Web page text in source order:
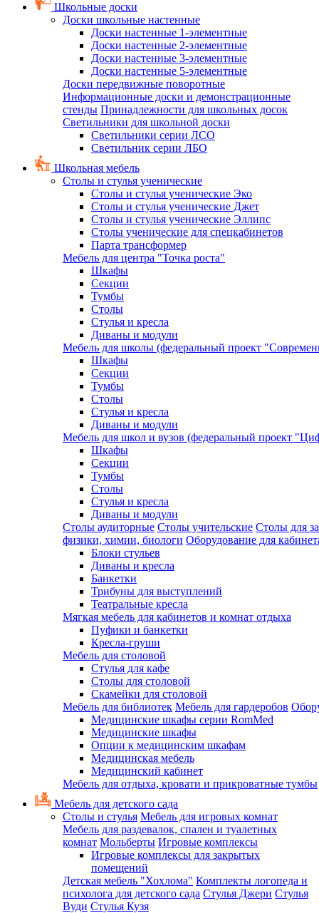
Школьные доски
Доски школьные настенные
Доски настенные 1-элементные
Доски настенные 2-элементные
Доски настенные 3-элементные
Доски настенные 5-элементные
Доски передвижные поворотные
Информационные доски и демонстрационные
стенды Принадлежности для школьных досок
Светильники для школьной доски
Светильники серии ЛСО
Светильник серии ЛБО
Школьная мебель
Столы и стулья ученические
Столы и стулья ученические Эко
Столы и стулья ученические Джет
Столы и стулья ученические Эллипс
Столы ученические для спецкабинетов
Парта трансформер
Мебель для центра "Точка роста"
Шкафы
Секции
Тумбы
Столы
Стулья и кресла
Диваны и модули
Мебель для школы (федеральный проект
Шкафы
Секции
Тумбы
Столы
Стулья и кресла
Диваны и модули
Мебель для школ и вузов (федеральный проект
Шкафы
Секции
Тумбы
Столы
Стулья и кресла
Диваны и модули
Столы аудиторные Столы учительские Столы для
физики, химии, биологи Оборудование для
Блоки стульев
Диваны и кресла
Банкетки
Трибуны для выступлений
Театральные кресла
Мягкая мебель для кабинетов и комнат отдыха
Пуфики и банкетки
Кресла-груши
Мебель для столовой
Cтулья для кафе
Cтолы для столовой
Скамейки для столовой
Мебель для библиотек Мебель для гардеробов
Медицинские шкафы серии RomMed
Медицинские шкафы
Опции к медицинским шкафам
Медицинская мебель
Медицинский кабинет
Мебель для отдыха, кровати и прикроватные тумбы
Мебель для детского сада
Столы и стулья Мебель для игровых комнат
Мебель для раздевалок, спален и туалетных
комнат Мольберты Игровые комплексы
Игровые комплексы для закрытых
помещений
Детская мебель "Хохлома" Комплекты логопеда и
психолога для детского сада Стулья Джери Стулья
Вуди Стулья Кузя